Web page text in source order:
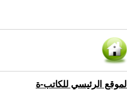
الموقع الرئيسي للكاتب-ة